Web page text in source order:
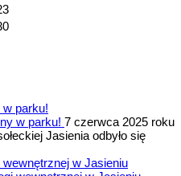
parku!
7 czerwca 2025 roku
Jasienia odbyło się
w Jasieniu